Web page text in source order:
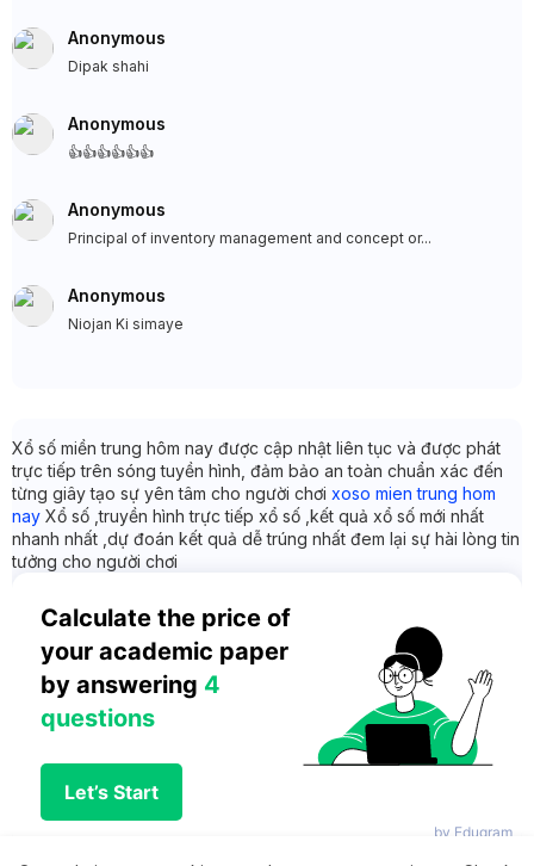
Anonymous
Dipak shahi
Anonymous
👍👍👍👍👍👍
Anonymous
Principal of inventory management and concept or...
Anonymous
Niojan Ki simaye
Xổ số miền trung hôm nay được cập nhật liên tục và được phát
trực tiếp trên sóng tuyền hình, đảm bảo an toàn chuẩn xác đến
từng giây tạo sự yên tâm cho người chơi xoso mien trung hom
nay Xổ số ,truyền hình trực tiếp xổ số ,kết quả xổ số mới nhất
nhanh nhất ,dự đoán kết quả dễ trúng nhất đem lại sự hài lòng tin
tưởng cho người chơi
Calculate the price of
your academic paper
by answering 4
questions
Let’s Start
by Edugram